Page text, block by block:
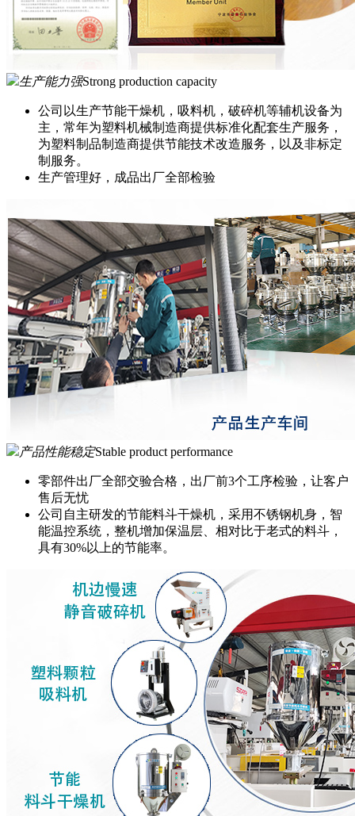
生产能力强Strong production capacity
公司以生产节能干燥机，吸料机，破碎机等辅机设备为
主，常年为塑料机械制造商提供标准化配套生产服务，
为塑料制品制造商提供节能技术改造服务，以及非标定
制服务。
生产管理好，成品出厂全部检验
产品性能稳定Stable product performance
零部件出厂全部交验合格，出厂前3个工序检验，让客户
售后无忧
公司自主研发的节能料斗干燥机，采用不锈钢机身，智
能温控系统，整机增加保温层、相对比于老式的料斗，
具有30%以上的节能率。